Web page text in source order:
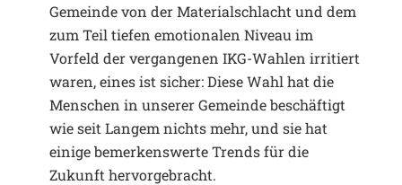
Gemeinde von der Materialschlacht und dem
zum Teil tiefen emotionalen Niveau im
Vorfeld der vergangenen IKG-Wahlen irritiert
waren, eines ist sicher: Diese Wahl hat die
Menschen in unserer Gemeinde beschäftigt
wie seit Langem nichts mehr, und sie hat
einige bemerkenswerte Trends für die
Zukunft hervorgebracht.